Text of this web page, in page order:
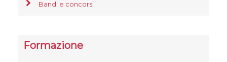
Bandi e concorsi
Formazione